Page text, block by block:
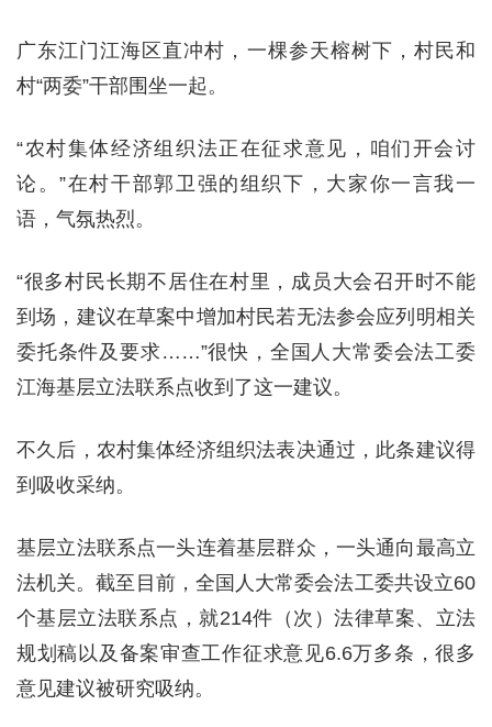
广东江门江海区直冲村，一棵参天榕树下，村民和
村“两委”干部围坐一起。
“农村集体经济组织法正在征求意见，咱们开会讨
论。”在村干部郭卫强的组织下，大家你一言我一
语，气氛热烈。
“很多村民长期不居住在村里，成员大会召开时不能
到场，建议在草案中增加村民若无法参会应列明相关
委托条件及要求……”很快，全国人大常委会法工委
江海基层立法联系点收到了这一建议。
不久后，农村集体经济组织法表决通过，此条建议得
到吸收采纳。
基层立法联系点一头连着基层群众，一头通向最高立
法机关。截至目前，全国人大常委会法工委共设立60
个基层立法联系点，就214件（次）法律草案、立法
规划稿以及备案审查工作征求意见6.6万多条，很多
意见建议被研究吸纳。